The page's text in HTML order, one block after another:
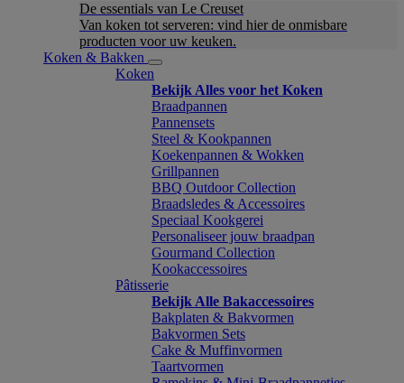
De essentials van Le Creuset
Van koken tot serveren: vind hier de onmisbare
producten voor uw keuken.
Koken & Bakken
Koken
Bekijk Alles voor het Koken
Braadpannen
Pannensets
Steel & Kookpannen
Koekenpannen & Wokken
Grillpannen
BBQ Outdoor Collection
Braadsledes & Accessoires
Speciaal Kookgerei
Personaliseer jouw braadpan
Gourmand Collection
Kookaccessoires
Pâtisserie
Bekijk Alle Bakaccessoires
Bakplaten & Bakvormen
Bakvormen Sets
Cake & Muffinvormen
Taartvormen